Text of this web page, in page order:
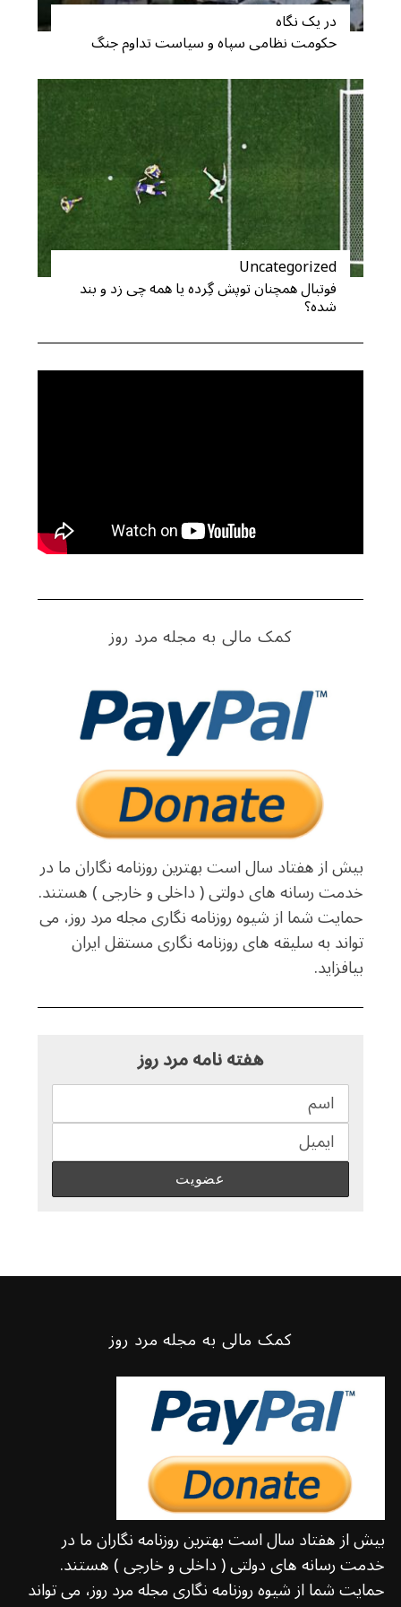
در یک نگاه
حکومت نظامی سپاه و سیاست تداوم جنگ
Uncategorized
فوتبال همچنان توپش گِرده یا همه چی زد و بند
شده؟
کمک مالی به مجله مرد روز
بیش از هفتاد سال است بهترین روزنامه نگاران ما در
خدمت رسانه های دولتی ( داخلی و خارجی ) هستند.
حمایت شما از شیوه روزنامه نگاری مجله مرد روز، می
تواند به سلیقه های روزنامه نگاری مستقل ایران
بیافزاید.
هفته نامه مرد روز
کمک مالی به مجله مرد روز
بیش از هفتاد سال است بهترین روزنامه نگاران ما در
خدمت رسانه های دولتی ( داخلی و خارجی ) هستند.
حمایت شما از شیوه روزنامه نگاری مجله مرد روز، می تواند